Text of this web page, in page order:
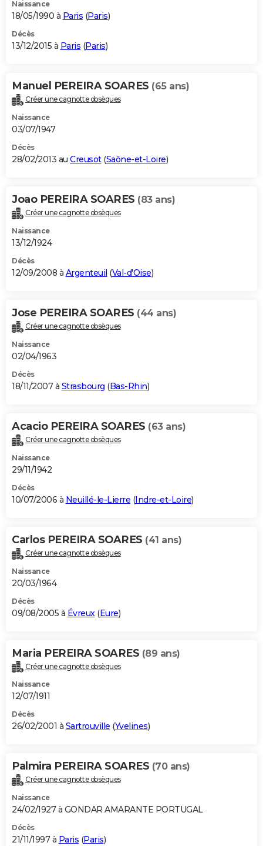
Naissance
18/05/1990 à Paris (Paris)
Décès
13/12/2015 à Paris (Paris)
Manuel PEREIRA SOARES (65 ans)
Créer une cagnotte obsèques
Naissance
03/07/1947
Décès
28/02/2013 au Creusot(Saône-et-Loire)
Joao PEREIRA SOARES (83 ans)
Créer une cagnotte obsèques
Naissance
13/12/1924
Décès
12/09/2008 à Argenteuil (Val-d'Oise)
Jose PEREIRA SOARES (44 ans)
Créer une cagnotte obsèques
Naissance
02/04/1963
Décès
18/11/2007 à Strasbourg (Bas-Rhin)
Acacio PEREIRA SOARES (63 ans)
Créer une cagnotte obsèques
Naissance
29/11/1942
Décès
10/07/2006 à Neuillé-le-Lierre (Indre-et-Loire)
Carlos PEREIRA SOARES (41 ans)
Créer une cagnotte obsèques
Naissance
20/03/1964
Décès
09/08/2005 à Évreux (Eure)
Maria PEREIRA SOARES (89 ans)
Créer une cagnotte obsèques
Naissance
12/07/1911
Décès
26/02/2001 à Sartrouville (Yvelines)
Palmira PEREIRA SOARES (70 ans)
Créer une cagnotte obsèques
Naissance
24/02/1927 à GONDAR AMARANTE PORTUGAL
Décès
21/11/1997 à Paris (Paris)